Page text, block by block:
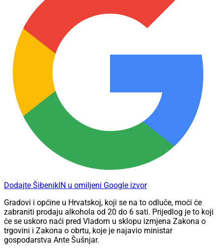
Dodajte ŠibenikIN u omiljeni Google izvor
Gradovi i općine u Hrvatskoj, koji se na to odluče, moći će
zabraniti prodaju alkohola od 20 do 6 sati. Prijedlog je to koji
će se uskoro naći pred Vladom u sklopu izmjena Zakona o
trgovini i Zakona o obrtu, koje je najavio ministar
gospodarstva Ante Šušnjar.